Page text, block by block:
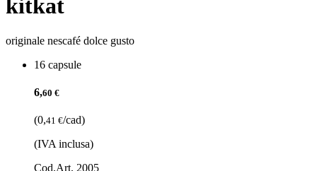
kitkat
originale nescafé dolce gusto
16 capsule
6,60 €
(0,41 €/cad)
(IVA inclusa)
Cod.Art. 2005